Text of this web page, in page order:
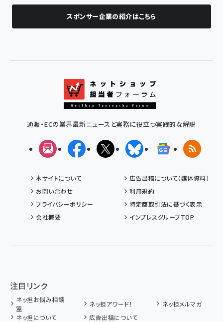
スポンサー企業の紹介はこちら
通販・ECの業界最新ニュースと実務に役立つ実践的な解説
メルマガFacebookX(エックス)BlueskyGoogleニュ
RSS
本サイトについて
広告出稿について（媒体資料）
お問い合わせ
利用規約
プライバシーポリシー
特定商取引法に基づく表示
会社概要
インプレスグループTOP
注目リンク
ネッ担お悩み相談
室
ネッ担アワード！
ネッ担メルマガ
ネッ担について
広告出稿について